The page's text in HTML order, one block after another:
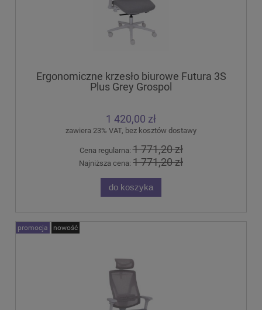
Ergonomiczne krzesło biurowe Futura 3S
Plus Grey Grospol
1 420,00 zł
zawiera 23% VAT, bez kosztów dostawy
Cena regularna:1 771,20 zł
Najniższa cena: 1 771,20 zł
do koszyka
promocja nowość